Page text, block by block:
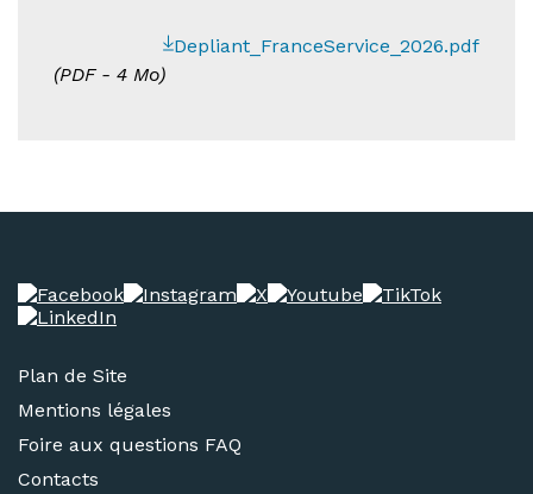
Depliant_FranceService_2026.pdf
(PDF - 4 Mo)
Plan de Site
Mentions légales
Foire aux questions FAQ
Contacts